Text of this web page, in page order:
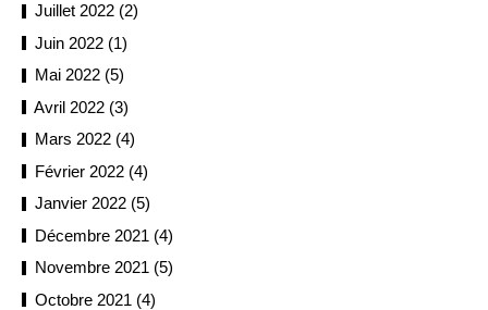
Juillet 2022 (2)
Juin 2022 (1)
Mai 2022 (5)
Avril 2022 (3)
Mars 2022 (4)
Février 2022 (4)
Janvier 2022 (5)
Décembre 2021 (4)
Novembre 2021 (5)
Octobre 2021 (4)